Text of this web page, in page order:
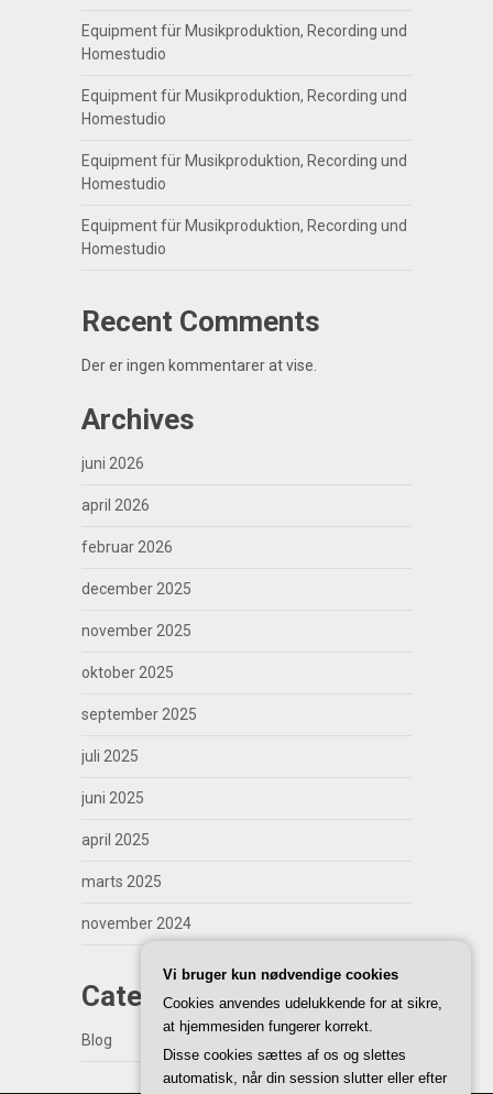
Equipment für Musikproduktion, Recording und
Homestudio
Equipment für Musikproduktion, Recording und
Homestudio
Equipment für Musikproduktion, Recording und
Homestudio
Equipment für Musikproduktion, Recording und
Homestudio
Recent Comments
Der er ingen kommentarer at vise.
Archives
juni 2026
april 2026
februar 2026
december 2025
november 2025
oktober 2025
september 2025
juli 2025
juni 2025
april 2025
marts 2025
november 2024
Categories
Blog
Vi bruger kun nødvendige cookies
Cookies anvendes udelukkende for at sikre,
at hjemmesiden fungerer korrekt.
Disse cookies sættes af os og slettes
automatisk, når din session slutter eller efter